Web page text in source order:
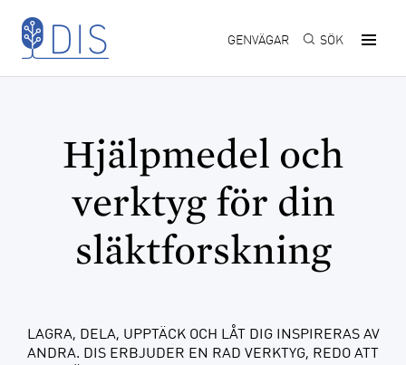
Hoppa till huvudinnehåll
GENVÄGAR SÖK
Hjälpmedel och
verktyg för din
släktforskning
LAGRA, DELA, UPPTÄCK OCH LÅT DIG INSPIRERAS AV
ANDRA. DIS ERBJUDER EN RAD VERKTYG, REDO ATT